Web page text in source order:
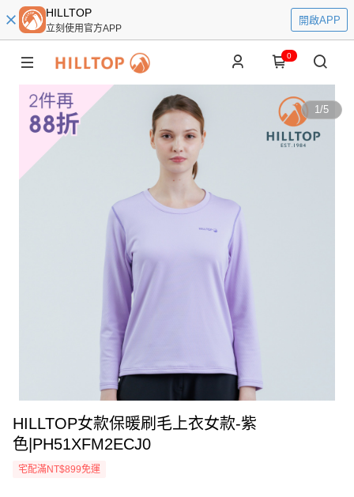
HILLTOP
立刻使用官方APP
開啟APP
0
1/5
HILLTOP女款保暖刷毛上衣女款-紫
色|PH51XFM2ECJ0
宅配滿NT$899免運